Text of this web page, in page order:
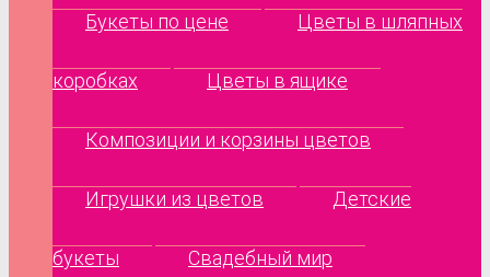
Букеты по цене Цветы в шляпных
коробках Цветы в ящике
Композиции и корзины цветов
Игрушки из цветов Детские
букеты Свадебный мир